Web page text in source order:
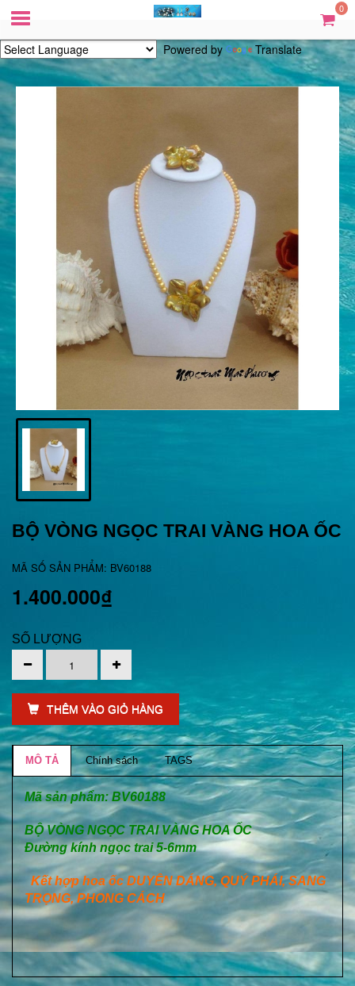
0
Powered by Translate
BỘ VÒNG NGỌC TRAI VÀNG HOA ỐC
MÃ SỐ SẢN PHẨM: BV60188
1.400.000₫
SỐ LƯỢNG
THÊM VÀO GIỎ HÀNG
MÔ TẢ Chính sách TAGS
Mã sản phẩm: BV60188
BỘ VÒNG NGỌC TRAI VÀNG HOA ỐC
Đường kính ngọc trai 5-6mm
Kết hợp hoa ốc DUYÊN DÁNG, QUÝ PHÁI, SANG
TRỌNG, PHONG CÁCH